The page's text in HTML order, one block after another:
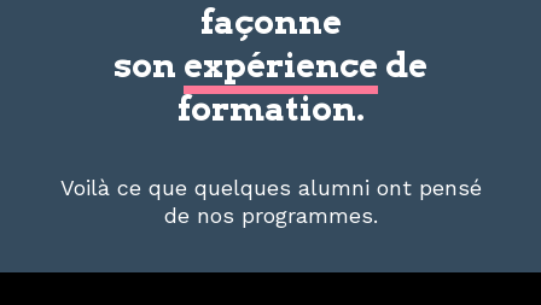
façonne
son expérience de
formation.
Voilà ce que quelques alumni ont pensé
de nos programmes.